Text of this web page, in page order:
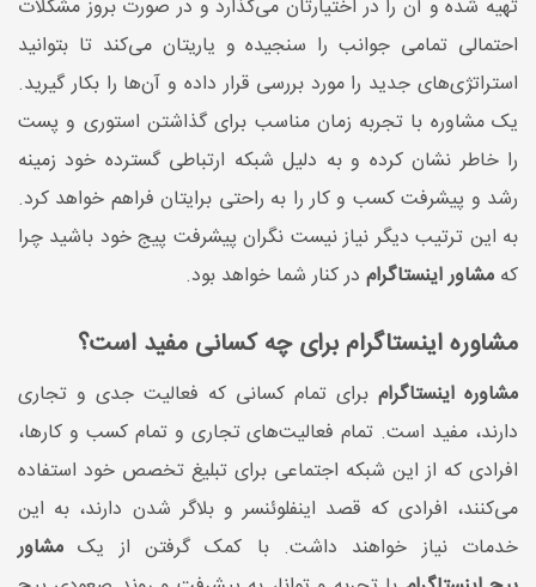
تهیه شده و آن را در اختیارتان می‌گذارد و در صورت بروز مشکلات
احتمالی تمامی جوانب را سنجیده و یاریتان می‌کند تا بتوانید
استراتژی‌های جدید را مورد بررسی قرار داده و آن‌ها را بکار گیرید.
یک مشاوره با تجربه زمان مناسب برای گذاشتن استوری و پست
را خاطر نشان کرده و به دلیل شبکه ارتباطی گسترده خود زمینه
رشد و پیشرفت کسب و کار را به راحتی برایتان فراهم خواهد کرد.
به این ترتیب دیگر نیاز نیست نگران پیشرفت پیج خود باشید چرا
که مشاور اینستاگرام در کنار شما خواهد بود.
مشاوره اینستاگرام برای چه کسانی مفید است؟
مشاوره اینستاگرام برای تمام کسانی که فعالیت جدی و تجاری
دارند، مفید است. تمام فعالیت‌های تجاری و تمام کسب و کارها،
افرادی که از این شبکه اجتماعی برای تبلیغ تخصص خود استفاده
می‌کنند، افرادی که قصد اینفلوئنسر و بلاگر شدن دارند، به این
خدمات نیاز خواهند داشت. با کمک گرفتن از یک مشاور